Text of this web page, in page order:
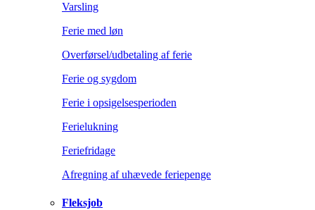
Varsling
Ferie med løn
Overførsel/udbetaling af ferie
Ferie og sygdom
Ferie i opsigelsesperioden
Ferielukning
Feriefridage
Afregning af uhævede feriepenge
Fleksjob